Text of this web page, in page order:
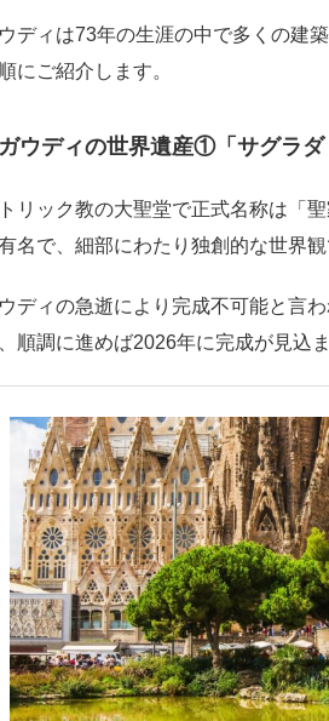
ディは73年の生涯の中で多くの建
にご紹介します。
ガウディの世界遺産①「サグラダ
リック教の大聖堂で正式名称は「
名で、細部にわたり独創的な世界観
ディの急逝により完成不可能と言
順調に進めば2026年に完成が見込